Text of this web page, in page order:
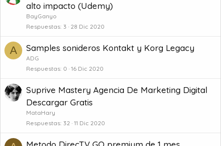
alto impacto (Udemy)
BayGanyo
Respuestas 3 28 Dic 2020
A Samples sonideros Kontakt y Korg Legacy
ADG
Respuestas 0 16 Dic 2020
Suprive Mastery Agencia De Marketing Digital
Descargar Gratis
MataHary
Respuestas 32 11 Dic 2020